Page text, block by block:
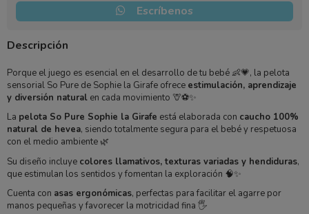
Escríbenos
Descripción
Porque el juego es esencial en el desarrollo de tu bebé 👶💗, la pelota
sensorial So Pure de Sophie la Girafe ofrece estimulación, aprendizaje
y diversión naturalen cada movimiento 🦒⚽✨
La pelota So Pure Sophie la Girafe está elaborada con caucho 100%
natural de hevea, siendo totalmente segura para el bebé y respetuosa
con el medio ambiente 🌿
Su diseño incluye colores llamativos, texturas variadas y hendiduras,
que estimulan los sentidos y fomentan la exploración 🧠✨
Cuenta con asas ergonómicas, perfectas para facilitar el agarre por
manos pequeñas y favorecer la motricidad fina 🖐️